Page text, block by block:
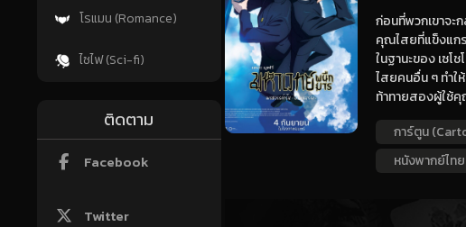
โรแมน (Romance)
ไซไฟ (Sci-fi)
ติดตาม
Facebook
Twitter
ก่อนที่พวกเขาจะ
คุณไสยที่แข็งแกร่
ในฐานะของ เซโ
ไสยคนอื่น ๆ ทำใ
ท้าทายสองผู้ใช้
การ์ตูน
หนังพากย์ไทย